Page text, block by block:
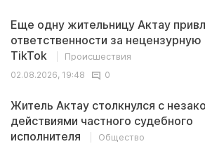
Еще одну жительницу Актау
ответственности за нецензурную
TikTok
Происшествия
02.08.2026, 19:48
0
Житель Актау столкнулся с
действиями частного судебного
исполнителя
Общество